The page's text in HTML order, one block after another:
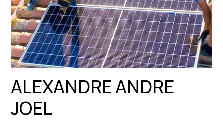
ALEXANDRE ANDRE
JOEL